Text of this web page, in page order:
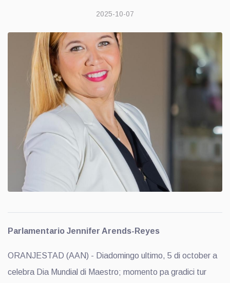
2025-10-07
Parlamentario Jennifer Arends-Reyes
ORANJESTAD (AAN) - Diadomingo ultimo, 5 di october a
celebra Dia Mundial di Maestro; momento pa gradici tur